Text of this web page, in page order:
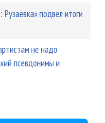
подвел итоги
не надо
псевдонимы и